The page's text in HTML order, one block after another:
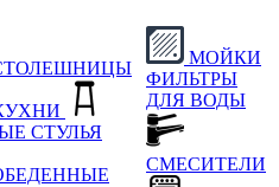
СТУЛЬЯ
МОЙКИ
ФИЛЬТРЫ
ДЛЯ ВОДЫ
СМЕСИТЕЛИ